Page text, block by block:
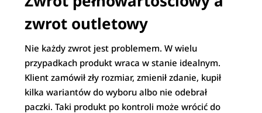
zwrot outletowy
Nie każdy zwrot jest problemem. W wielu
przypadkach produkt wraca w stanie idealnym.
Klient zamówił zły rozmiar, zmienił zdanie, kupił
kilka wariantów do wyboru albo nie odebrał
paczki. Taki produkt po kontroli może wrócić do